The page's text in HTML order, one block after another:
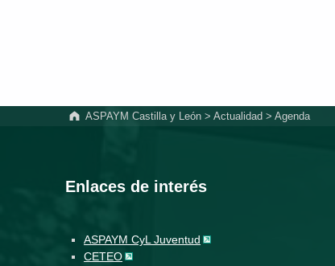
ASPAYM Castilla y León> Actualidad > Agenda
Enlaces de interés
ASPAYM CyL Juventud
CETEO